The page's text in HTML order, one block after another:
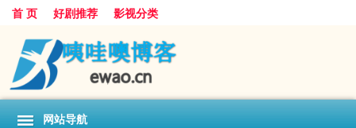
首 页 好剧推荐 影视分类
网站导航